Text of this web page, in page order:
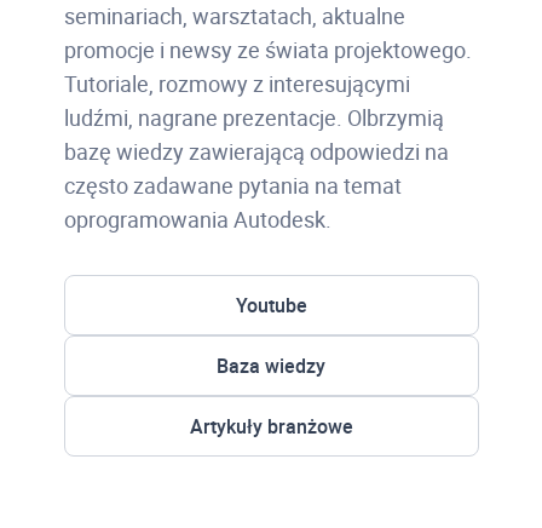
seminariach, warsztatach, aktualne
promocje i newsy ze świata projektowego.
Tutoriale, rozmowy z interesującymi
ludźmi, nagrane prezentacje. Olbrzymią
bazę wiedzy zawierającą odpowiedzi na
często zadawane pytania na temat
oprogramowania Autodesk.
Youtube
Baza wiedzy
Artykuły branżowe